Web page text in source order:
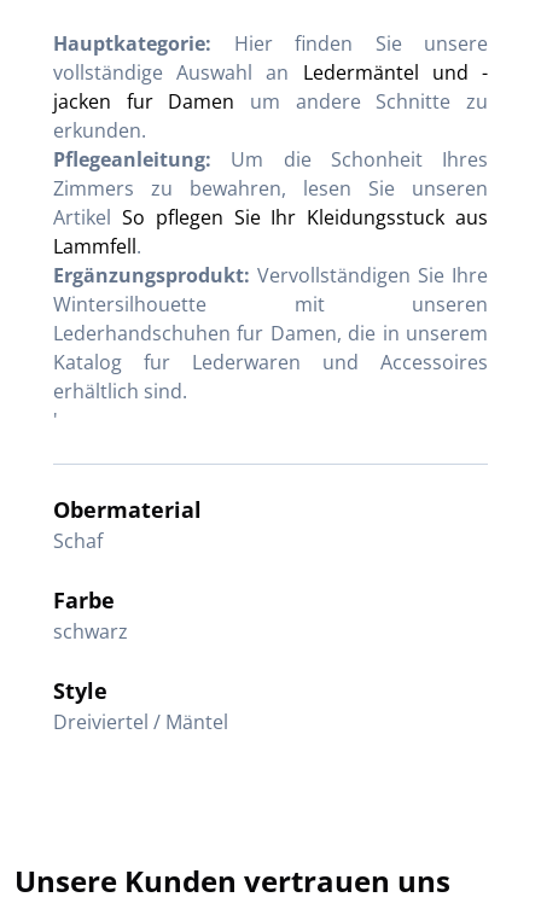
Hauptkategorie: Hier finden Sie unsere
vollständige Auswahl an Ledermäntel und -
jacken fur Damen um andere Schnitte zu
erkunden.
Pflegeanleitung: Um die Schonheit Ihres
Zimmers zu bewahren, lesen Sie unseren
Artikel So pflegen Sie Ihr Kleidungsstuck aus
Lammfell.
Ergänzungsprodukt: Vervollständigen Sie Ihre
Wintersilhouette mit unseren
Lederhandschuhen fur Damen, die in unserem
Katalog fur Lederwaren und Accessoires
erhältlich sind.
'
Obermaterial
Schaf
Farbe
schwarz
Style
Dreiviertel / Mäntel
Unsere Kunden vertrauen uns